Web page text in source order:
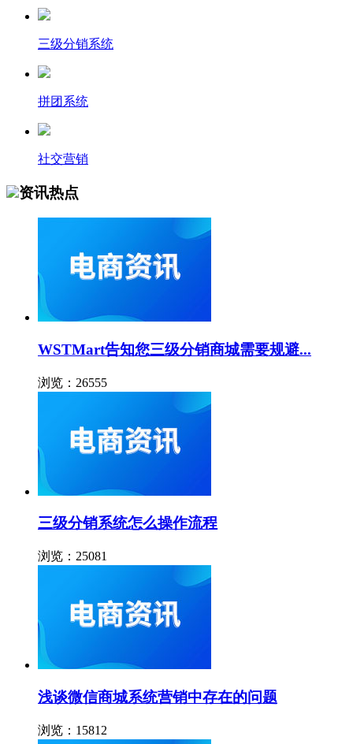
三级分销系统
拼团系统
社交营销
资讯热点
WSTMart告知您三级分销商城需要规避...
浏览：26555
三级分销系统怎么操作流程
浏览：25081
浅谈微信商城系统营销中存在的问题
浏览：15812